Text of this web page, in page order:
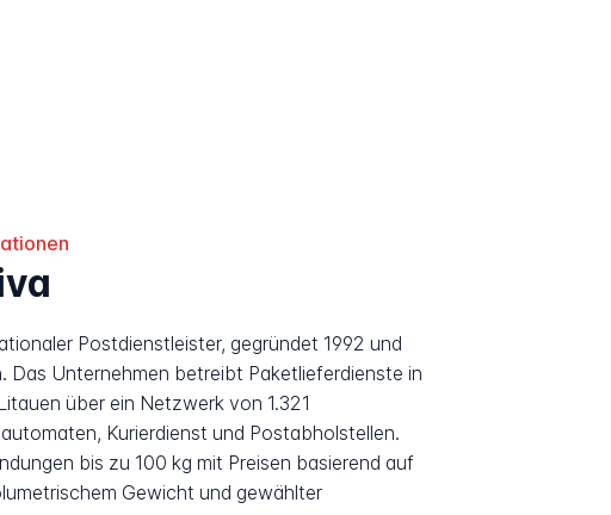
Postdienstleister, gegründet 1992 und
Das Unternehmen betreibt Paketlieferdienste in
über ein Netzwerk von 1.321
Kurierdienst und Postabholstellen.
bis zu 100 kg mit Preisen basierend auf
Gewicht und gewählter